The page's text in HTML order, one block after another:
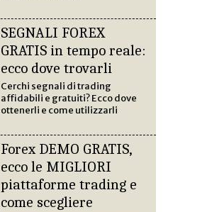
SEGNALI FOREX
GRATIS in tempo reale:
ecco dove trovarli
Cerchi segnali di trading
affidabili e gratuiti? Ecco dove
ottenerli e come utilizzarli
Forex DEMO GRATIS,
ecco le MIGLIORI
piattaforme trading e
come scegliere